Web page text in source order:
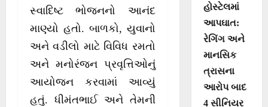
સ્વાદિષ્ટ ભોજનનો આનંદ
માણ્યો હતો. બાળકો, યુવાનો
અને વડીલો માટે વિવિધ રમતો
અને મનોરંજન પ્રવૃત્તિઓનું
આયોજન કરવામાં આવ્યું
હતું. ધીમંતભાઈ અને તેમની
હોસ્ટેલમાં
આપઘાત:
રેગિંગ અને
માનસિક
ત્રાસના
આરોપ બાદ
4 સીનિયર